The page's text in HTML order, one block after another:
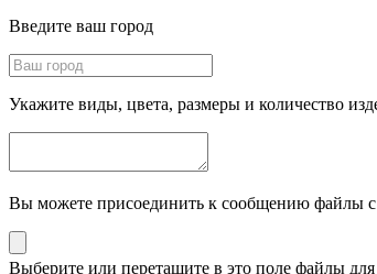
Введите ваш город
Укажите виды, цвета, размеры и количество
Вы можете присоединить к сообщению файлы с
Выберите или перетащите в это поле файлы для